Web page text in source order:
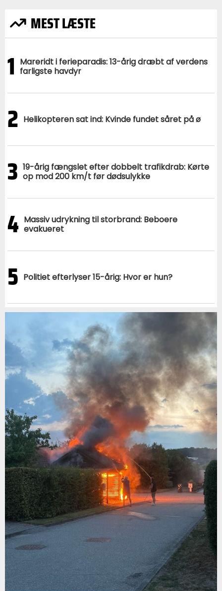
MEST LÆSTE
1 Mareridt i ferieparadis: 13-årig dræbt af verdens
farligste havdyr
2 Helikopteren sat ind: Kvinde fundet såret på ø
3 19-årig fængslet efter dobbelt trafikdrab: Kørte
op mod 200 km/t før dødsulykke
4 Massiv udrykning til storbrand: Beboere
evakueret
5 Politiet efterlyser 15-årig: Hvor er hun?